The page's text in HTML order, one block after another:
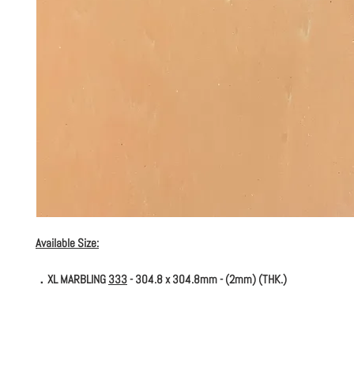
Available Size:
．XL MARBLING 333- 304.8 x 304.8mm - (2mm) (THK.)